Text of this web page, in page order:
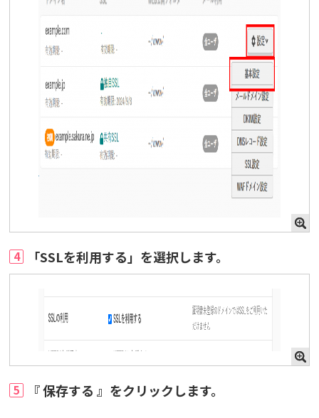
4 「SSLを利用する」を選択します。
5 『 保存する 』をクリックします。